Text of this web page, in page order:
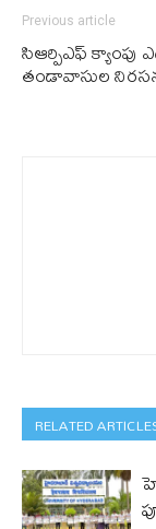
Previous article
సిఆర్పిఎఫ్ క్యాంపు
తండావాసుల
RELATED